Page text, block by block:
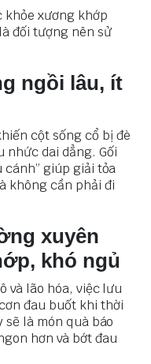
khỏe xương khớp
đối tượng nên sử
ngồi lâu, ít
cột sống cổ bị đè
nhức dai dẳng. Gối
giúp giải tỏa
không cần phải đi
xuyên
khó ngủ
và lão hóa, việc lưu
đau buốt khi thời
sẽ là món quà báo
hơn và bớt đau